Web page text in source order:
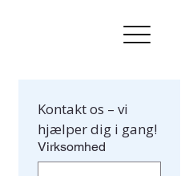
Kontakt os – vi
hjælper dig i gang!
Virksomhed